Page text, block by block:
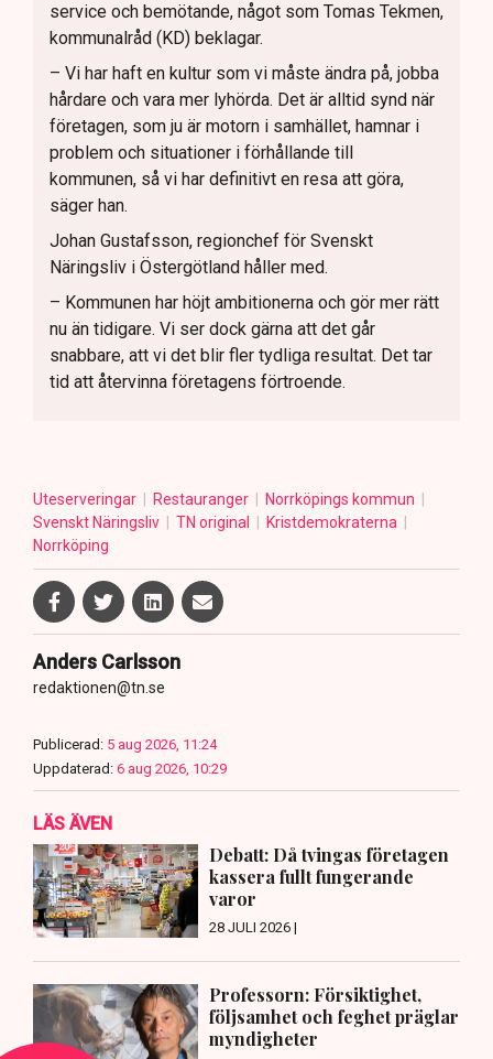
service och bemötande, något som Tomas Tekmen,
kommunalråd (KD) beklagar.
– Vi har haft en kultur som vi måste ändra på, jobba
hårdare och vara mer lyhörda. Det är alltid synd när
företagen, som ju är motorn i samhället, hamnar i
problem och situationer i förhållande till
kommunen, så vi har definitivt en resa att göra,
säger han.
Johan Gustafsson, regionchef för Svenskt
Näringsliv i Östergötland håller med.
– Kommunen har höjt ambitionerna och gör mer rätt
nu än tidigare. Vi ser dock gärna att det går
snabbare, att vi det blir fler tydliga resultat. Det tar
tid att återvinna företagens förtroende.
Uteserveringar Restauranger
Norrköpings kommun
Svenskt Näringsliv
TN original
Kristdemokraterna
Norrköping
Anders Carlsson
redaktionen@tn.se
Publicerad: 5 aug 2026, 11:24
Uppdaterad: 6 aug 2026, 10:29
LÄS ÄVEN
Debatt: Då tvingas företagen
kassera fullt fungerande
varor
28 JULI 2026 |
Professorn: Försiktighet,
följsamhet och feghet präglar
myndigheter